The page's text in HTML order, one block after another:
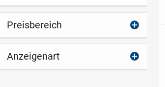
Preisbereich
Anzeigenart